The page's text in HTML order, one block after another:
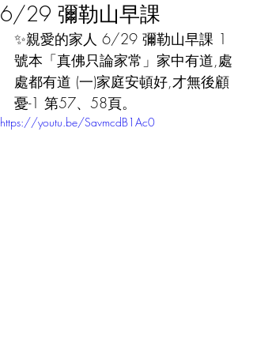
6/29 彌勒山早課
✨親愛的家人 6/29 彌勒山早課 1
號本「真佛只論家常」家中有道,處
處都有道 (一)家庭安頓好,才無後顧
憂-1 第57、58頁。
https://youtu.be/SavmcdB1Ac0